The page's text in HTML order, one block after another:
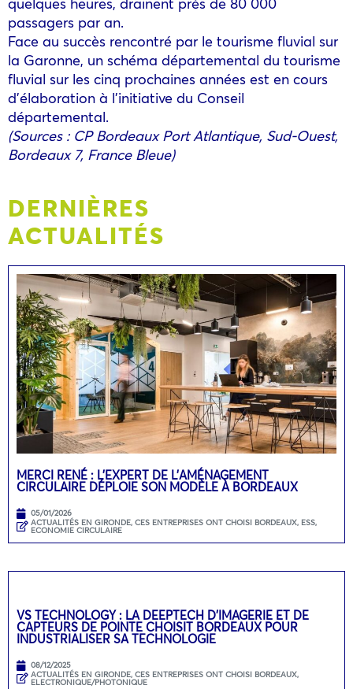
passagers par an.
Face au succès rencontré par le tourisme fluvial sur
la Garonne, un schéma départemental du tourisme
fluvial sur les cinq prochaines années est en cours
d’élaboration à l’initiative du Conseil
départemental.
(Sources : CP Bordeaux Port Atlantique, Sud-Ouest,
Bordeaux 7, France Bleue)
DERNIÈRES
ACTUALITÉS
MERCI RENÉ : L’EXPERT DE L’AMÉNAGEMENT
CIRCULAIRE DÉPLOIE SON MODÈLE À BORDEAUX
05/01/2026
ACTUALITÉS EN GIRONDE, CES ENTREPRISES ONT CHOISI BORDEAUX, ESS,
ECONOMIE CIRCULAIRE
VS TECHNOLOGY : LA DEEPTECH D’IMAGERIE ET DE
CAPTEURS DE POINTE CHOISIT BORDEAUX POUR
INDUSTRIALISER SA TECHNOLOGIE
08/12/2025
ACTUALITÉS EN GIRONDE, CES ENTREPRISES ONT CHOISI BORDEAUX,
ELECTRONIQUE/PHOTONIQUE